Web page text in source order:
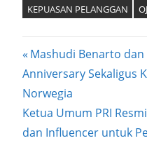
KEPUASAN PELANGGAN
Post
navigation
Previous
Post:
Mashudi Benarto dan
Anniversary Sekaligus
Norwegia
Next
Post:
Ketua Umum PRI
dan Influencer untuk